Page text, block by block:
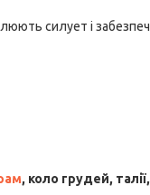
силует і
, коло грудей,